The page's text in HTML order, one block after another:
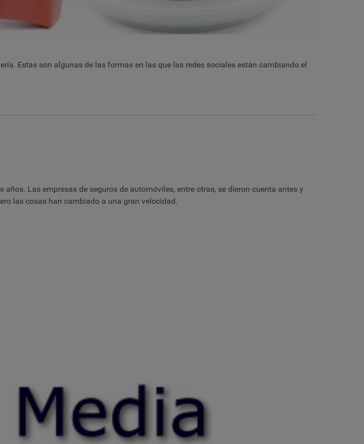
Estas son algunas de las formas en las que las redes sociales están cambiando el
Las empresas de seguros de automóviles, entre otras, se dieron cuenta antes y
las cosas han cambiado a una gran velocidad.